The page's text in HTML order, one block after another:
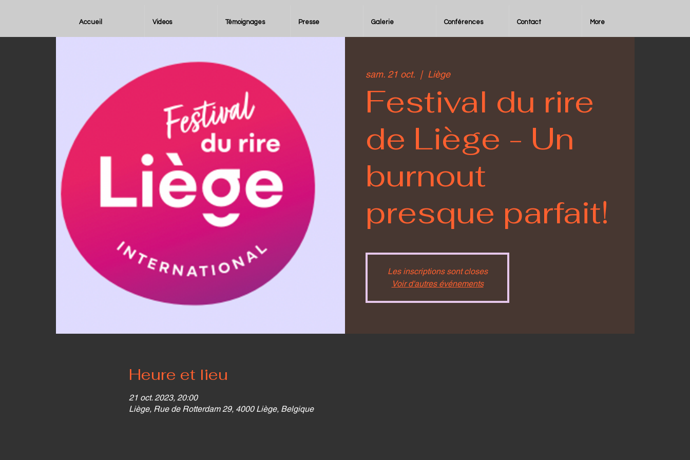
Accueil Videos Témoignages Presse Galerie Conférences Contact More
sam. 21 oct.
  |
Liège
Festival du rire
de Liège - Un
burnout
presque parfait!
Les inscriptions sont closes
Voir d'autres événements
Heure et lieu
21 oct. 2023, 20:00
Liège, Rue de Rotterdam 29, 4000 Liège, Belgique